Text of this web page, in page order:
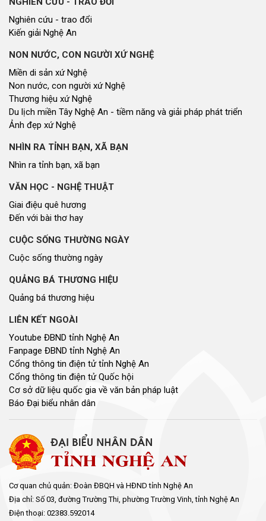
Nghiên cứu - trao đổi
Kiến giải Nghệ An
NON NƯỚC, CON NGƯỜI XỨ NGHỆ
Miền di sản xứ Nghệ
Non nước, con người xứ Nghệ
Thương hiệu xứ Nghệ
Du lịch miền Tây Nghệ An - tiềm năng và giải pháp phát triển
Ảnh đẹp xứ Nghệ
NHÌN RA TỈNH BẠN, XÃ BẠN
Nhìn ra tỉnh bạn, xã bạn
VĂN HỌC - NGHỆ THUẬT
Giai điệu quê hương
Đến với bài thơ hay
CUỘC SỐNG THƯỜNG NGÀY
Cuộc sống thường ngày
QUẢNG BÁ THƯƠNG HIỆU
Quảng bá thương hiệu
LIÊN KẾT NGOÀI
Youtube ĐBND tỉnh Nghệ An
Fanpage ĐBND tỉnh Nghệ An
Cổng thông tin điện tử tỉnh Nghệ An
Cổng thông tin điện tử Quốc hội
Cơ sở dữ liệu quốc gia về văn bản pháp luật
Báo Đại biểu nhân dân
Cơ quan chủ quản: Đoàn ĐBQH và HĐND tỉnh Nghệ An
Địa chỉ: Số 03, đường Trường Thi, phường Trường Vinh, tỉnh Nghệ An
Điện thoại: 02383.592014